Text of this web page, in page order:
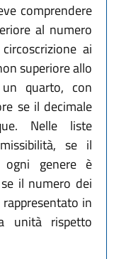
comprendere
al numero
ai
superiore allo
quarto, con
se il decimale
Nelle liste
se il
genere è
il numero dei
in
unità rispetto